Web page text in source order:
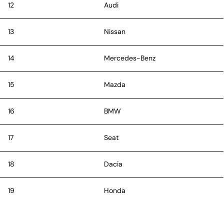
12 Audi
13 Nissan
14 Mercedes-Benz
15 Mazda
16 BMW
17 Seat
18 Dacia
19 Honda